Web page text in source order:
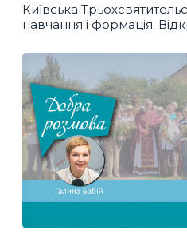
Київська
навчання і формація.